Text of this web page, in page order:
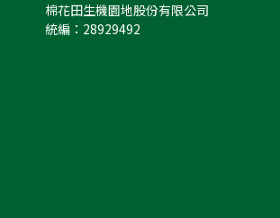
棉花田生機園地股份有限公司
統編：28929492